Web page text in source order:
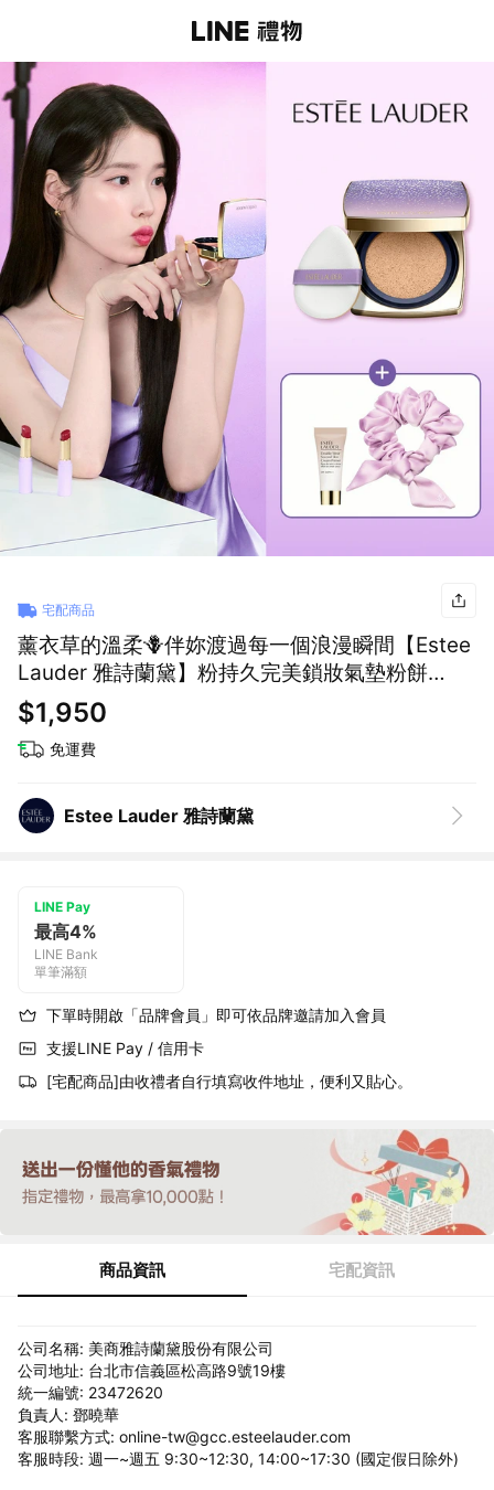
宅配商品
薰衣草的溫柔🪻伴妳渡過每一個浪漫瞬間【Estee
Lauder 雅詩蘭黛】粉持久完美鎖妝氣墊粉餅
SPF45/PA+++(共3色) | 生日禮物 送閨蜜 IU同款
氣墊 情人節禮物
$1,950
免運費
Estee Lauder 雅詩蘭黛
LINE Pay
最高4%
LINE Bank
單筆滿額
下單時開啟「品牌會員」即可依品牌邀請加入會員
支援LINE Pay / 信用卡
[宅配商品]由收禮者自行填寫收件地址，便利又貼心。
商品資訊 宅配資訊
公司名稱: 美商雅詩蘭黛股份有限公司
公司地址: 台北市信義區松高路9號19樓
統一編號: 23472620
負責人: 鄧曉華
客服聯繫方式: online-tw@gcc.esteelauder.com
客服時段: 週一~週五 9:30~12:30, 14:00~17:30 (國定假日除外)